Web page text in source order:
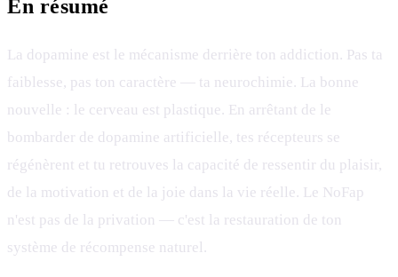
En résumé
La dopamine est le mécanisme derrière ton addiction. Pas ta
faiblesse, pas ton caractère — ta neurochimie. La bonne
nouvelle : le cerveau est plastique. En arrêtant de le
bombarder de dopamine artificielle, tes récepteurs se
régénèrent et tu retrouves la capacité de ressentir du plaisir,
de la motivation et de la joie dans la vie réelle. Le NoFap
n'est pas de la privation — c'est la restauration de ton
système de récompense naturel.